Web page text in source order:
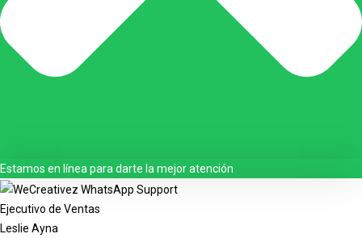
Estamos en línea para darte la mejor atención
Ejecutivo de Ventas
Leslie Ayna